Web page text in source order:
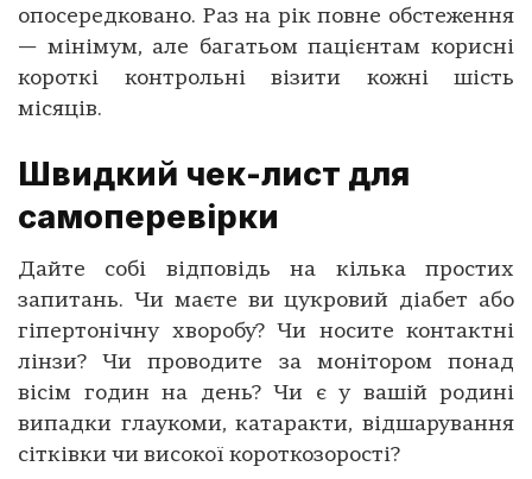
опосередковано. Раз на рік повне обстеження
— мінімум, але багатьом пацієнтам корисні
короткі контрольні візити кожні шість
місяців.
Швидкий чек-лист для
самоперевірки
Дайте собі відповідь на кілька простих
запитань. Чи маєте ви цукровий діабет або
гіпертонічну хворобу? Чи носите контактні
лінзи? Чи проводите за монітором понад
вісім годин на день? Чи є у вашій родині
випадки глаукоми, катаракти, відшарування
сітківки чи високої короткозорості?